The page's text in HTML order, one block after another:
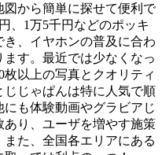
から簡単に探せて便利で
、1万5千円などのポッキ
、イヤホンの普及に合わ
す。最近では少なくなっ
以上の写真とクオリティ
じゃぱんは特に人気で順
も体験動画やグラビアじ
り、ユーザを増やす施策
た、全国各エリアにある